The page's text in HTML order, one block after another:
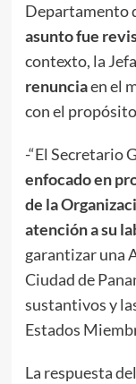
Departamento
asunto fue
contexto, la
renunciaen el
con el
-“El Secretario
enfocado en
de la
atención a su
garantizar una
Ciudad de
sustantivos y
Estados
La respuesta